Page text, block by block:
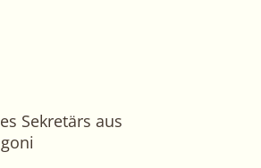
Sekretärs aus